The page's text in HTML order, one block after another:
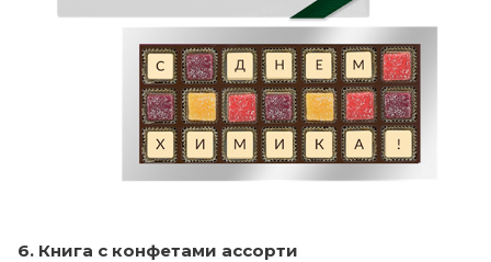
6. Книга с конфетами ассорти